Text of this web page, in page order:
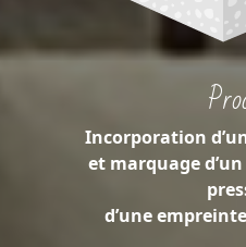
Incorporation
et marquage
d’une